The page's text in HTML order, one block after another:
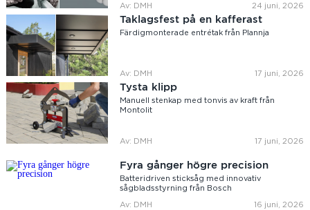
Av: DMH 24 juni, 2026
Taklagsfest på en kafferast
Färdigmonterade entrétak från Plannja
Av: DMH 17 juni, 2026
Tysta klipp
Manuell stenkap med tonvis av kraft från
Montolit
Av: DMH 17 juni, 2026
Fyra gånger högre precision
Batteridriven sticksåg med innovativ
sågbladsstyrning från Bosch
Av: DMH 16 juni, 2026